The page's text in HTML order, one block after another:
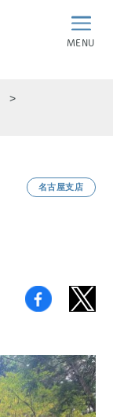
MENU
名古屋支店